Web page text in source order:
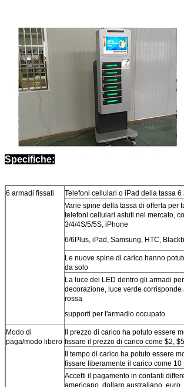
Specifiche:
6 armadi fissati
Telefoni cellulari o iPad della tassa 6
Varie spine della tassa di offerta per
telefoni cellulari astuti nel mercato,
3/4/4S/5/5S, iPhone
6/6Plus, iPad, Samsung, HTC,
Le nuove spine di carico hanno
da solo
La luce del LED dentro gli armadi
decorazione, luce verde corrisponde
rossa
supporti per l'armadio occupato
Modo di
paga/modo libero
Il prezzo di carico ha potuto essere
fissare il prezzo di carico come $2,
Il tempo di carico ha potuto essere
fissare liberamente il carico come 10
Accetti il pagamento in contanti
americano, dollaro australiano, euro…